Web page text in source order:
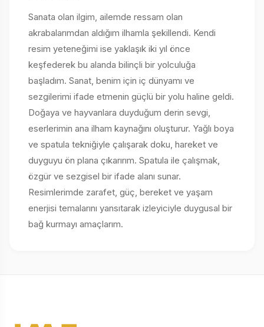
Sanata olan ilgim, ailemde ressam olan
akrabalarımdan aldığım ilhamla şekillendi. Kendi
resim yeteneğimi ise yaklaşık iki yıl önce
keşfederek bu alanda bilinçli bir yolculuğa
başladım. Sanat, benim için iç dünyamı ve
sezgilerimi ifade etmenin güçlü bir yolu haline geldi.
Doğaya ve hayvanlara duyduğum derin sevgi,
eserlerimin ana ilham kaynağını oluşturur. Yağlı boya
ve spatula tekniğiyle çalışarak doku, hareket ve
duyguyu ön plana çıkarırım. Spatula ile çalışmak,
özgür ve sezgisel bir ifade alanı sunar.
Resimlerimde zarafet, güç, bereket ve yaşam
enerjisi temalarını yansıtarak izleyiciyle duygusal bir
bağ kurmayı amaçlarım.